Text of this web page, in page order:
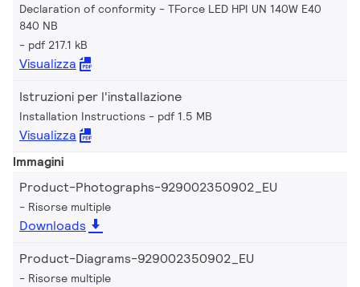
Declaration of conformity - TForce LED HPI UN 140W E40
840 NB
pdf 217.1 kB
Visualizza
Istruzioni per l'installazione
Installation Instructions pdf 1.5 MB
Visualizza
Immagini
Product-Photographs-929002350902_EU
Risorse multiple
Downloads
Product-Diagrams-929002350902_EU
Risorse multiple